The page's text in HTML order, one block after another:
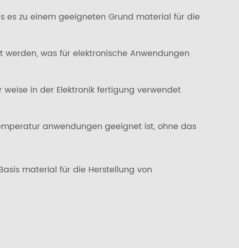
es zu einem geeigneten Grund material für die
was für elektronische Anwendungen
in der Elektronik fertigung verwendet
anwendungen geeignet ist, ohne das
material für die Herstellung von